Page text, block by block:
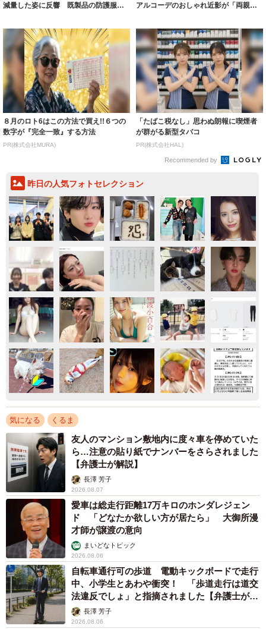
減量した姿に反響 既製品の防護服が
アルコーデのおしゃれ近影が「両親の
８月のロト6はこの方法で買え!!６つの
数字が『完全一致』する方法
PR(株式会社MURA)
「たばこ税なし」思わぬ朗報に喫煙者
が群がる新型タバコ
PR(株式会社HAL)
Recommended by
昨日の人気フォトセレクション
気になる くるま
友人のマンション敷地内に度々車を停めていた
ら…注意の貼り紙でナンバーをさらされました
【弁護士が解説】
長澤 芳子
2026.08.07
愛車は総走行距離17万キロのホンダレジェン
ド 「どなたか欲しい方が居たら」 大御所漫
才師が譲渡の意向
まいどなトピック
2026.08.06
自転車通行可の歩道 電動キックボードで走行
中、小学生とあわや衝突！ 「歩道走行は道交
法違反でしょ」と指摘されました【弁護士が解
説】長澤 芳子
2026.08.06